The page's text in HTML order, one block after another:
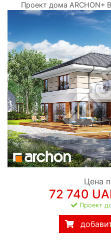
Проект дома ARCHON+
Цена
72 740
Проект